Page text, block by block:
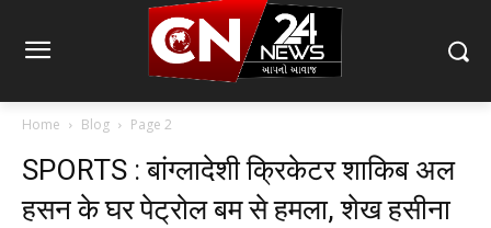
Home Blog Page 2
SPORTS : बांग्लादेशी क्रिकेटर शाकिब अल
हसन के घर पेट्रोल बम से हमला, शेख हसीना